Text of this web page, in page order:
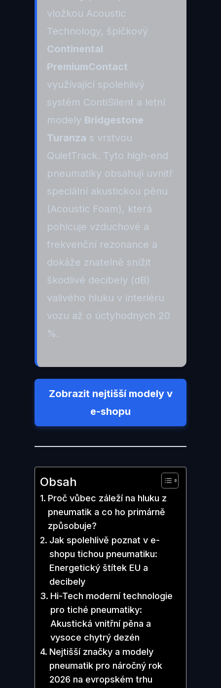
vložkou Acoustic
Technology, špičkový
Continental
PremiumContact
využívající spolehlivý
systém ContiSilent a letní
modely Bridgestone
Turanza s vrstvou
QuietTrack. Tyto high-end
pneumatiky obsahují uvnitř
speciální akustickou pěnu
(Acoustic Foam), která
pohlcuje vzduchové a
frekvenční rezonance a
dokáže znatelně snížit
škodlivé decibely (dB)
valivého hluku v interiéru
vozu až o úctyhodných 20
%.
Zobrazit nejtišší modely v
e-shopu
Obsah
Proč vůbec záleží na hluku z
pneumatik a co ho primárně
způsobuje?
Jak spolehlivě poznat v e-
shopu tichou pneumatiku:
Energetický štítek EU a
decibely
Hi-Tech moderní technologie
pro tiché pneumatiky:
Akustická vnitřní pěna a
vysoce chytrý dezén
Nejtišší značky a modely
pneumatik pro náročný rok
2026 na evropském trhu